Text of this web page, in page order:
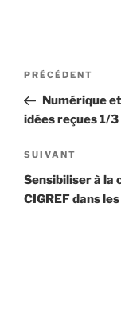
Navigation
l’article
Article
précédent
PRÉCÉDENT
Numérique
idées reçues 1/3
Article
suivant
SUIVANT
Sensibiliser à la
CIGREF dans